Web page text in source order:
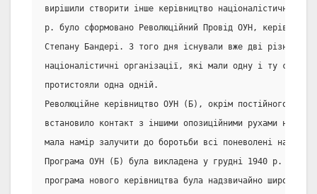
вирішили створити інше керівництво націоналістичного
р. було сформовано Революційний Провід ОУН,
Степану Бандері. З того дня існували вже дві різні
націоналістичні організації, які мали одну і ту саму
протистояли одна одній.
Революційне керівництво ОУН (Б), окрім постійного
встановило контакт з іншими опозиційними рухами на
мала намір залучити до боротьби всі поневолені нації.
Програма ОУН (Б) була викладена у грудні 1940 р. в
програма нового керівництва була надзвичайно широкою